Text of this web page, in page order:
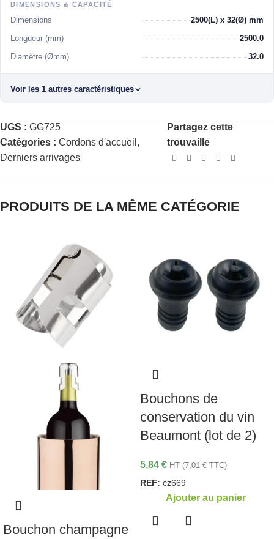
DIMENSIONS & CAPACITÉ
Dimensions 2500(L) x 32(Ø) mm
Longueur (mm) 2500.0
Diamètre (Ømm) 32.0
Voir les 1 autres caractéristiques
UGS : GG725
Catégories : Cordons d'accueil ,
Derniers arrivages
Partagez cette
trouvaille
PRODUITS DE LA MÊME CATÉGORIE
Bouchon champagne
Bouchons de
conservation du vin
Beaumont (lot de 2)
5,84 € HT (7,01 € TTC)
REF: cz669
Ajouter au panier